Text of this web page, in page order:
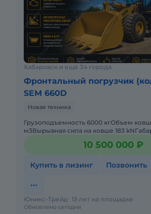
Хабаровск и ещё 34 города
Фронтальный погрузчик
SEM 660D
Новая техника
Грузоподъемность 6000 кгОбъем
м3Вырывная сила на ковше 183
ДжойстикСнаряженная масса 20000 кг
10 500 000 ₽
Купить в лизинг Позвонить
Обновлено сегодня
Юникс-Трейд 13 лет на площадке